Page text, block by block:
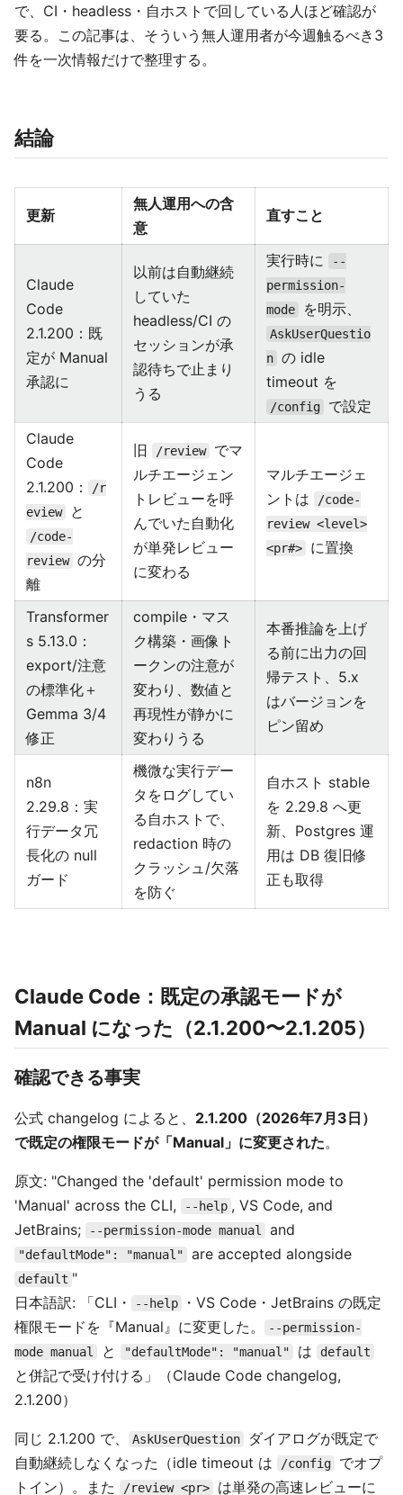
で、CI・headless・自ホストで回している人ほど確認が
要る。この記事は、そういう無人運用者が今週触るべき3
件を一次情報だけで整理する。
結論
更新
無人運用への含
意
直すこと
Claude
Code
2.1.200：既
定が Manual
承認に
以前は自動継続
していた
headless/CI の
セッションが承
認待ちで止まり
うる
実行時に
--
permission-
mode
を明示、
AskUserQuestio
n の idle
timeout を
/config
で設定
Claude
Code
2.1.200：
/r
eview
と
/code-
review の分
離
旧 /review
でマ
ルチエージェン
トレビューを呼
んでいた自動化
が単発レビュー
に変わる
マルチエージェ
ントは
/code-
review <level>
<pr#>
に置換
Transformer
s 5.13.0：
export/注意
の標準化＋
Gemma 3/4
修正
compile・マス
ク構築・画像ト
ークンの注意が
変わり、数値と
再現性が静かに
変わりうる
本番推論を上げ
る前に出力の回
帰テスト、5.x
はバージョンを
ピン留め
n8n
2.29.8：実
行データ冗
長化の null
ガード
機微な実行デー
タをログしてい
る自ホストで、
redaction 時の
クラッシュ/欠落
を防ぐ
自ホスト stable
を 2.29.8 へ更
新、Postgres 運
用は DB 復旧修
正も取得
Claude Code：既定の承認モードが
Manual になった（2.1.200〜2.1.205）
確認できる事実
公式 changelog によると、 2.1.200（2026年7月3日）
で既定の権限モードが「Manual」に変更された。
原文: "Changed the 'default' permission mode to
'Manual' across the CLI,
--help , VS Code, and
JetBrains;
--permission-mode manual and
"defaultMode": "manual" are accepted alongside
default "
日本語訳: 「CLI・
--help
・VS Code・JetBrains の既定
権限モードを『Manual』に変更した。
--permission-
mode manual
と "defaultMode": "manual" は default
と併記で受け付ける」（Claude Code changelog,
2.1.200）
同じ 2.1.200 で、 AskUserQuestion
ダイアログが既定で
自動継続しなくなった（idle timeout は
/config
でオプ
トイン）。また
/review <pr> は単発の高速レビューに